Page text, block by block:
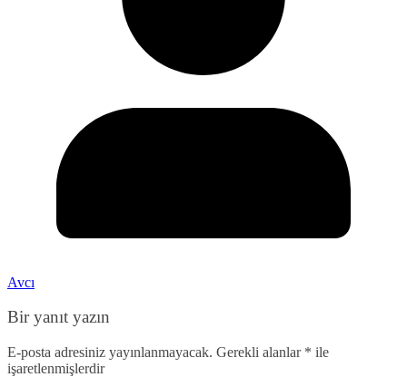
Avcı
Bir yanıt yazın
E-posta adresiniz yayınlanmayacak. Gerekli alanlar * ile
işaretlenmişlerdir